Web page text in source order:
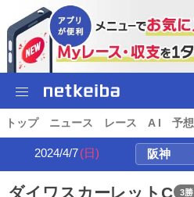
トップ ニュース レース A I 予想
2024/4/7(日)
ダイワスカーレットC 3勝